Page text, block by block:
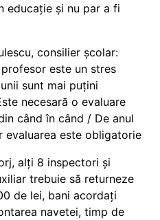
educație și nu par a fi
consilier școlar:
este un stres
sunt mai puțini
necesară o evaluare
când în când / De anul
evaluarea este obligatorie
alți 8 inspectori și
trebuie să returneze
de lei, bani acordați
navetei, timp de